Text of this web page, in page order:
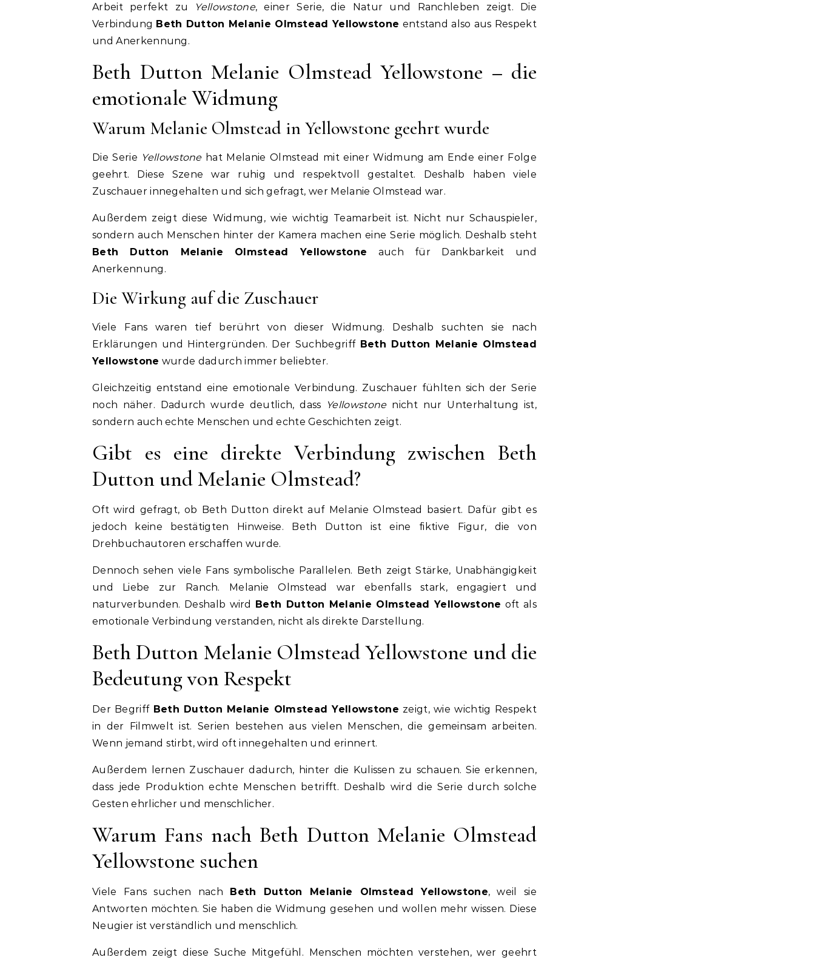
Arbeit perfekt zu
Yellowstone, einer Serie, die Natur und Ranchleben zeigt. Die
Verbindung Beth Dutton Melanie Olmstead Yellowstone entstand also aus Respekt
und Anerkennung.
Beth Dutton Melanie Olmstead Yellowstone – die
emotionale Widmung
Warum Melanie Olmstead in Yellowstone geehrt wurde
Die Serie Yellowstonehat Melanie Olmstead mit einer Widmung am Ende einer Folge
geehrt. Diese Szene war ruhig und respektvoll gestaltet. Deshalb haben viele
Zuschauer innegehalten und sich gefragt, wer Melanie Olmstead war.
Außerdem zeigt diese Widmung, wie wichtig Teamarbeit ist. Nicht nur Schauspieler,
sondern auch Menschen hinter der Kamera machen eine Serie möglich. Deshalb steht
Beth Dutton Melanie Olmstead Yellowstone auch für Dankbarkeit und
Anerkennung.
Die Wirkung auf die Zuschauer
Viele Fans waren tief berührt von dieser Widmung. Deshalb suchten sie nach
Erklärungen und Hintergründen. Der Suchbegriff Beth Dutton Melanie Olmstead
Yellowstone wurde dadurch immer beliebter.
Gleichzeitig entstand eine emotionale Verbindung. Zuschauer fühlten sich der Serie
noch näher. Dadurch wurde deutlich, dass
Yellowstonenicht nur Unterhaltung ist,
sondern auch echte Menschen und echte Geschichten zeigt.
Gibt es eine direkte Verbindung zwischen Beth
Dutton und Melanie Olmstead?
Oft wird gefragt, ob Beth Dutton direkt auf Melanie Olmstead basiert. Dafür gibt es
jedoch keine bestätigten Hinweise. Beth Dutton ist eine fiktive Figur, die von
Drehbuchautoren erschaffen wurde.
Dennoch sehen viele Fans symbolische Parallelen. Beth zeigt Stärke, Unabhängigkeit
und Liebe zur Ranch. Melanie Olmstead war ebenfalls stark, engagiert und
naturverbunden. Deshalb wird Beth Dutton Melanie Olmstead Yellowstone oft als
emotionale Verbindung verstanden, nicht als direkte Darstellung.
Beth Dutton Melanie Olmstead Yellowstone und die
Bedeutung von Respekt
Der Begriff Beth Dutton Melanie Olmstead Yellowstone zeigt, wie wichtig Respekt
in der Filmwelt ist. Serien bestehen aus vielen Menschen, die gemeinsam arbeiten.
Wenn jemand stirbt, wird oft innegehalten und erinnert.
Außerdem lernen Zuschauer dadurch, hinter die Kulissen zu schauen. Sie erkennen,
dass jede Produktion echte Menschen betrifft. Deshalb wird die Serie durch solche
Gesten ehrlicher und menschlicher.
Warum Fans nach Beth Dutton Melanie Olmstead
Yellowstone suchen
Viele Fans suchen nach Beth Dutton Melanie Olmstead Yellowstone, weil sie
Antworten möchten. Sie haben die Widmung gesehen und wollen mehr wissen. Diese
Neugier ist verständlich und menschlich.
Außerdem zeigt diese Suche Mitgefühl. Menschen möchten verstehen, wer geehrt